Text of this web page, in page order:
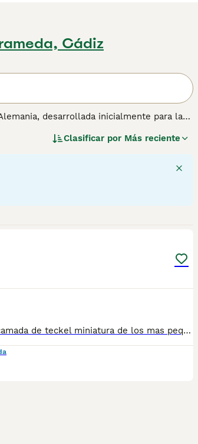
Cádiz
desarrollada inicialmente para la
compacto, generalmente bajo 5 kg,
paciente y constante. Su naturaleza
es fundamental controlar su peso y
de espalda. Por estas características, el
pequeño y con mucha personalidad,
Clasificar por Más reciente
disponible estupenda camada de teckel miniatura de los mas pequeños y bonitos en esta raza color chocolate color muy especial con una linea y genetica impresionante estan vacunados desparasitado y con la cartilla del veterinario hacemos envio a toda españa con posibilidad de contrarembolso llamanos y te informamos cachorros criado en ambiente familiar todos nuestros cachorros se entregan con contrato